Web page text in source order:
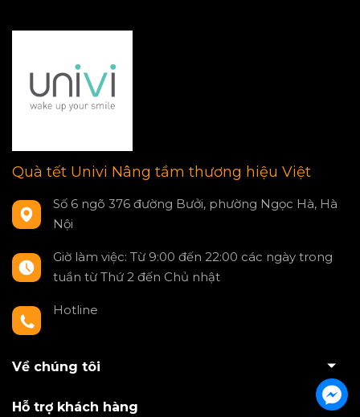
Quà tết Univi Nâng tầm thương hiệu Việt
Số 6 ngõ 376 đường Bưởi, phường Ngọc Hà, Hà
Nội
Giờ làm việc: Từ 9:00 đến 22:00 các ngày trong
tuần từ Thứ 2 đến Chủ nhật
Hotline
Về chúng tôi
Hỗ trợ khách hàng